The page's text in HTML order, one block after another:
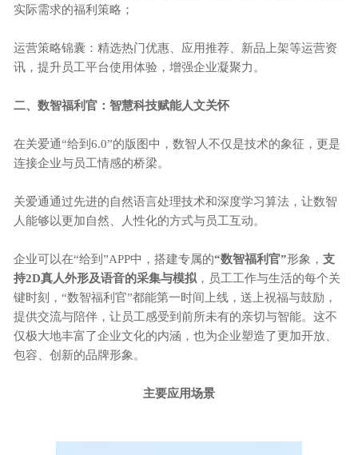
实际需求的福利策略；
运营策略锦囊：精选热门优惠、应用推荐、新品上架等运营资
讯，提升员工平台使用体验，增强企业凝聚力。
二、 数智福利官：智慧科技赋能人文关怀
在关爱通“给到6.0”的版图中，数智人不仅是技术的象征，更是
连接企业与员工情感的桥梁。
关爱通通过先进的自然语言处理技术和深度学习算法，让数智
人能够以更加自然、人性化的方式与员工互动。
企业可以在“给到”APP中，搭建专属的“数智福利官”形象， 支
持2D真人外形及语音的采集与模拟 ，员工工作与生活的每个关
键时刻， “数智福利官”都能第一时间上线，送上祝福与鼓励，
提供交流与陪伴，让员工感受到前所未有的亲切与智能。这不
仅极大地丰富了企业文化的内涵，也为企业塑造了更加开放、
包容、创新的品牌形象。
主要应用场景